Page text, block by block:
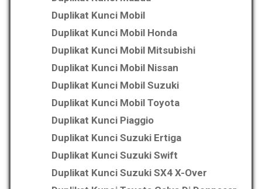
Duplikat Kunci Mobil
Duplikat Kunci Mobil Honda
Duplikat Kunci Mobil Mitsubishi
Duplikat Kunci Mobil Nissan
Duplikat Kunci Mobil Suzuki
Duplikat Kunci Mobil Toyota
Duplikat Kunci Piaggio
Duplikat Kunci Suzuki Ertiga
Duplikat Kunci Suzuki Swift
Duplikat Kunci Suzuki SX4 X-Over